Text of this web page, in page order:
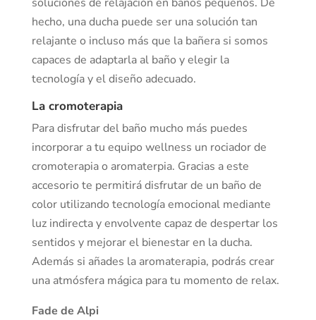
hecho, una ducha puede ser una solución tan
relajante o incluso más que la bañera si somos
capaces de adaptarla al baño y elegir la
tecnología y el diseño adecuado.
La cromoterapia
Para disfrutar del baño mucho más puedes
incorporar a tu equipo wellness un rociador de
cromoterapia o aromaterpia. Gracias a este
accesorio te permitirá disfrutar de un baño de
color utilizando tecnología emocional mediante
luz indirecta y envolvente capaz de despertar los
sentidos y mejorar el bienestar en la ducha.
Además si añades la aromaterapia, podrás crear
una atmósfera mágica para tu momento de relax.
Fade de Alpi